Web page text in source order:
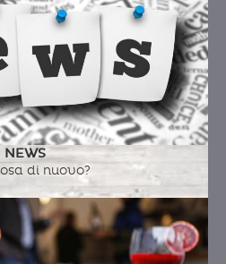
NEWS
di nuovo?